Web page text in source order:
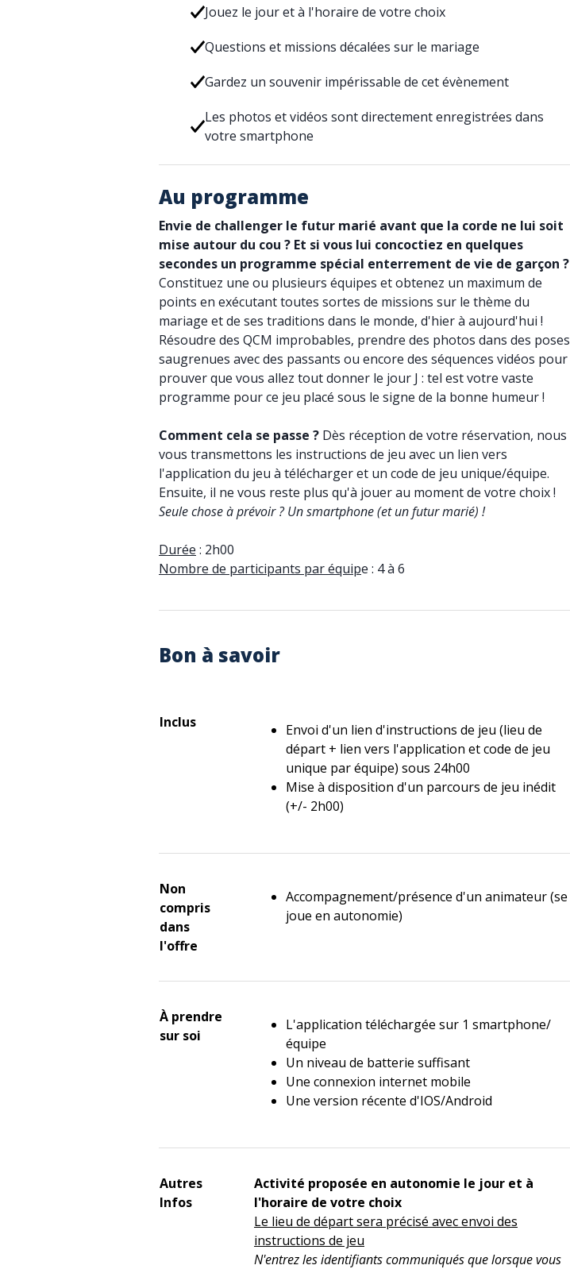
Jouez le jour et à l'horaire de votre choix
Questions et missions décalées sur le mariage
Gardez un souvenir impérissable de cet évènement
Les photos et vidéos sont directement enregistrées dans
votre smartphone
Au programme
Envie de challenger le futur marié avant que la corde ne lui soit
mise autour du cou ? Et si vous lui concoctiez en quelques
secondes un programme spécial enterrement de vie de garçon ?
Constituez une ou plusieurs équipes et obtenez un maximum de
points en exécutant toutes sortes de missions sur le thème du
mariage et de ses traditions dans le monde, d'hier à aujourd'hui !
Résoudre des QCM improbables, prendre des photos dans des poses
saugrenues avec des passants ou encore des séquences vidéos pour
prouver que vous allez tout donner le jour J : tel est votre vaste
programme pour ce jeu placé sous le signe de la bonne humeur !
Comment cela se passe ? Dès réception de votre réservation, nous
vous transmettons les instructions de jeu avec un lien vers
l'application du jeu à télécharger et un code de jeu unique/équipe.
Ensuite, il ne vous reste plus qu'à jouer au moment de votre choix !
Seule chose à prévoir ? Un smartphone (et un futur marié) !
Durée : 2h00
Nombre de participants par équipe : 4 à 6
Bon à savoir
Inclus
Envoi d'un lien d'instructions de jeu (lieu de
départ + lien vers l'application et code de jeu
unique par équipe) sous 24h00
Mise à disposition d'un parcours de jeu inédit
(+/- 2h00)
Non
compris
dans
l'offre
Accompagnement/présence d'un animateur (se
joue en autonomie)
À prendre
sur soi
L'application téléchargée sur 1 smartphone/
équipe
Un niveau de batterie suffisant
Une connexion internet mobile
Une version récente d'IOS/Android
Autres
Infos
Activité proposée en autonomie le jour et à
l'horaire de votre choix
Le lieu de départ sera précisé avec envoi des
instructions de jeu
N'entrez les identifiants communiqués que lorsque vous